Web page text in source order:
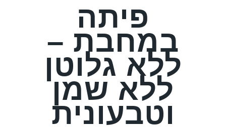
פיתה
במחבת –
ללא גלוטן
ללא שמן
וטבעונית